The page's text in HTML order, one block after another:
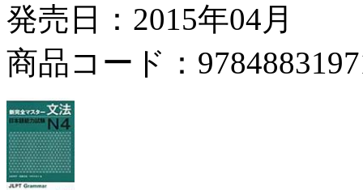
発売日：2015年04月
商品コード：